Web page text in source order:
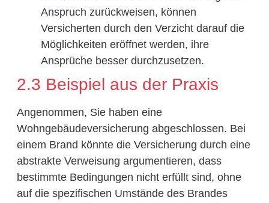
Anspruch zurückweisen, können
Versicherten durch den Verzicht darauf die
Möglichkeiten eröffnet werden, ihre
Ansprüche besser durchzusetzen.
2.3 Beispiel aus der Praxis
Angenommen, Sie haben eine
Wohngebäudeversicherung abgeschlossen. Bei
einem Brand könnte die Versicherung durch eine
abstrakte Verweisung argumentieren, dass
bestimmte Bedingungen nicht erfüllt sind, ohne
auf die spezifischen Umstände des Brandes